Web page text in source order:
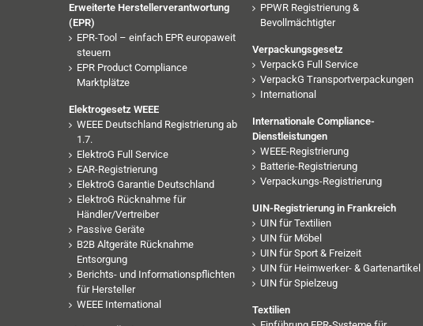
Erweiterte Herstellerverantwortung
(EPR)
EPR-Tool – einfach EPR europaweit
steuern
EPR Product Compliance
Marktplätze
Elektrogesetz WEEE
WEEE Deutschland Registrierung ab
1.7.
ElektroG Full Service
EAR-Registrierung
ElektroG Garantie Deutschland
ElektroG Rücknahme für
Händler/Vertreiber
Passive Geräte
B2B Altgeräte Rücknahme
Entsorgung
Berichts- und Informationspflichten
für Hersteller
WEEE International
PPWR Registrierung &
Bevollmächtigter
Verpackungsgesetz
VerpackG Full Service
VerpackG Transportverpackungen
International
Internationale Compliance-
Dienstleistungen
WEEE-Registrierung
Batterie-Registrierung
Verpackungs-Registrierung
UIN-Registrierung in Frankreich
UIN für Textilien
UIN für Möbel
UIN für Sport & Freizeit
UIN für Heimwerker- & Gartenartikel
UIN für Spielzeug
Textilien